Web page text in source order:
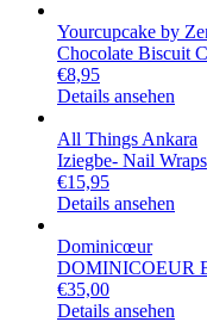
Yourcupcake by
Chocolate Biscuit
€8,95
Details ansehen
All Things Ankara
Iziegbe- Nail Wraps
€15,95
Details ansehen
Dominicœur
DOMINICOEUR
€35,00
Details ansehen